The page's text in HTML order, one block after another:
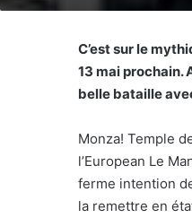
C’est sur le
13 mai prochain.
belle bataille
Monza! Temple
l’European Le
ferme intention
la remettre en